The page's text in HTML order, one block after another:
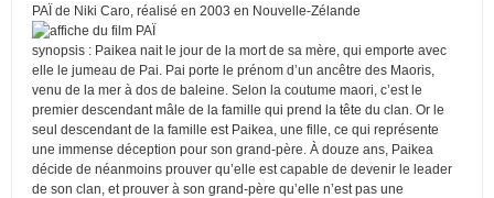
PAÏ de Niki Caro, réalisé en 2003 en Nouvelle-Zélande
synopsis : Paikea nait le jour de la mort de sa mère, qui emporte avec
elle le jumeau de Pai. Pai porte le prénom d’un ancêtre des Maoris,
venu de la mer à dos de baleine. Selon la coutume maori, c’est le
premier descendant mâle de la famille qui prend la tête du clan. Or le
seul descendant de la famille est Paikea, une fille, ce qui représente
une immense déception pour son grand-père. À douze ans, Paikea
décide de néanmoins prouver qu’elle est capable de devenir le leader
de son clan, et prouver à son grand-père qu’elle n’est pas une